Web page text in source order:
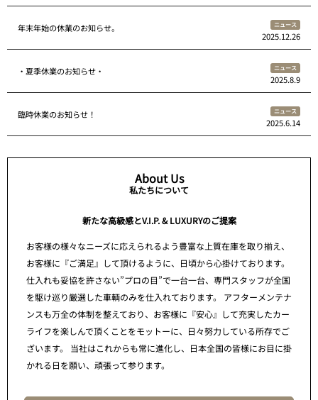
年末年始の休業のお知らせ。 ニュース
2025.12.26
・夏季休業のお知らせ・ ニュース
2025.8.9
臨時休業のお知らせ！ ニュース
2025.6.14
About Us
私たちについて
新たな高級感とV.I.P. & LUXURYのご提案
お客様の様々なニーズに応えられるよう豊富な上質在庫を取り揃え、
お客様に『ご満足』して頂けるように、日頃から心掛けております。
仕入れも妥協を許さない”プロの目”で一台一台、専門スタッフが全国
を駆け巡り厳選した車輌のみを仕入れております。 アフターメンテナ
ンスも万全の体制を整えており、お客様に『安心』して充実したカー
ライフを楽しんで頂くことをモットーに、日々努力している所存でご
ざいます。 当社はこれからも常に進化し、日本全国の皆様にお目に掛
かれる日を願い、頑張って参ります。